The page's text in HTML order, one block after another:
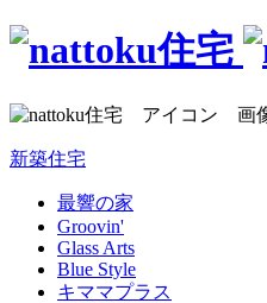
新築住宅
最響の家
Groovin'
Glass Arts
Blue Style
キママプラス